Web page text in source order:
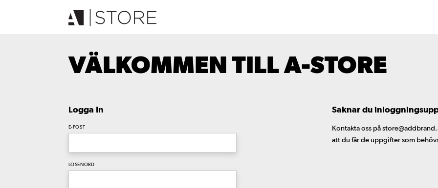
VÄLKOMMEN TILL A-STORE
Logga In
E-POST
LÖSENORD
Saknar du
Kontakta oss på
att du får de uppgifter som